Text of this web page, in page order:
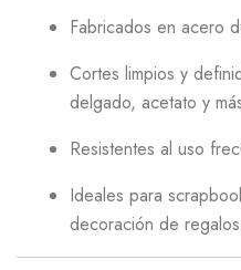
Fabricados en acero
Cortes limpios y
delgado, acetato y
Resistentes al uso
Ideales para
decoración de